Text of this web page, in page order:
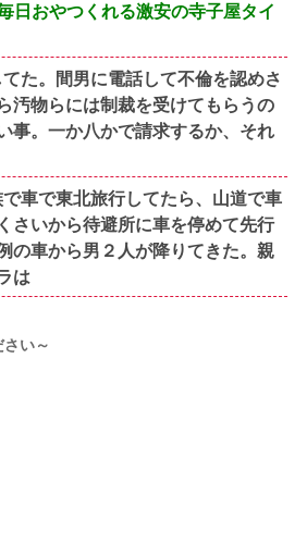
日おやつくれる激安の寺子屋タイ
た。間男に電話して不倫を認めさ
汚物らには制裁を受けてもらうの
事。一か八かで請求するか、それ
で車で東北旅行してたら、山道で車
さいから待避所に車を停めて先行
の車から男２人が降りてきた。親
は
い～